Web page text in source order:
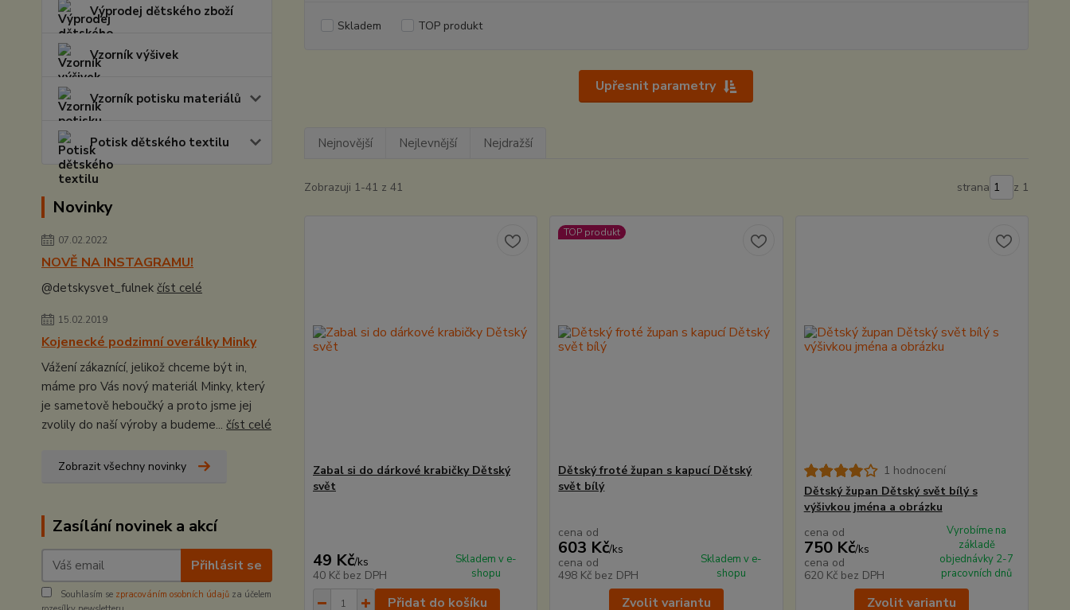
Výprodej dětského zboží
Vzorník výšivek
Vzorník potisku materiálů
Potisk dětského textilu
Novinky
07.02.2022
NOVĚ NA INSTAGRAMU!
@detskysvet_fulnek číst celé
15.02.2019
Kojenecké podzimní overálky Minky
Vážení zákaznící, jelikož chceme být in,
máme pro Vás nový materiál Minky, který
je sametově heboučký a proto jsme jej
zvolily do naší výroby a budeme... číst celé
Zobrazit všechny novinky
Zasílání novinek a akcí
Přihlásit se
Souhlasím se zpracováním osobních údajů za účelem
Upřesnit parametry
Skladem TOP produkt
Nejnovější Nejlevnější Nejdražší
Zobrazuji 1-41 z 41 strana z 1
Zabal si do dárkové krabičky Dětský
svět
49 Kč/ks
40 Kč bez DPH
Skladem v e-
shopu
Přidat do košíku
TOP produkt
Dětský froté župan s kapucí Dětský
svět bílý
cena od
603 Kč/ks
cena od
498 Kč bez DPH
Skladem v e-
shopu
Zvolit variantu
1 hodnocení
Dětský župan Dětský svět bílý s
výšivkou jména a obrázku
cena od
750 Kč/ks
cena od
620 Kč bez DPH
Vyrobíme na
základě
objednávky 2-7
pracovních dnů
Zvolit variantu